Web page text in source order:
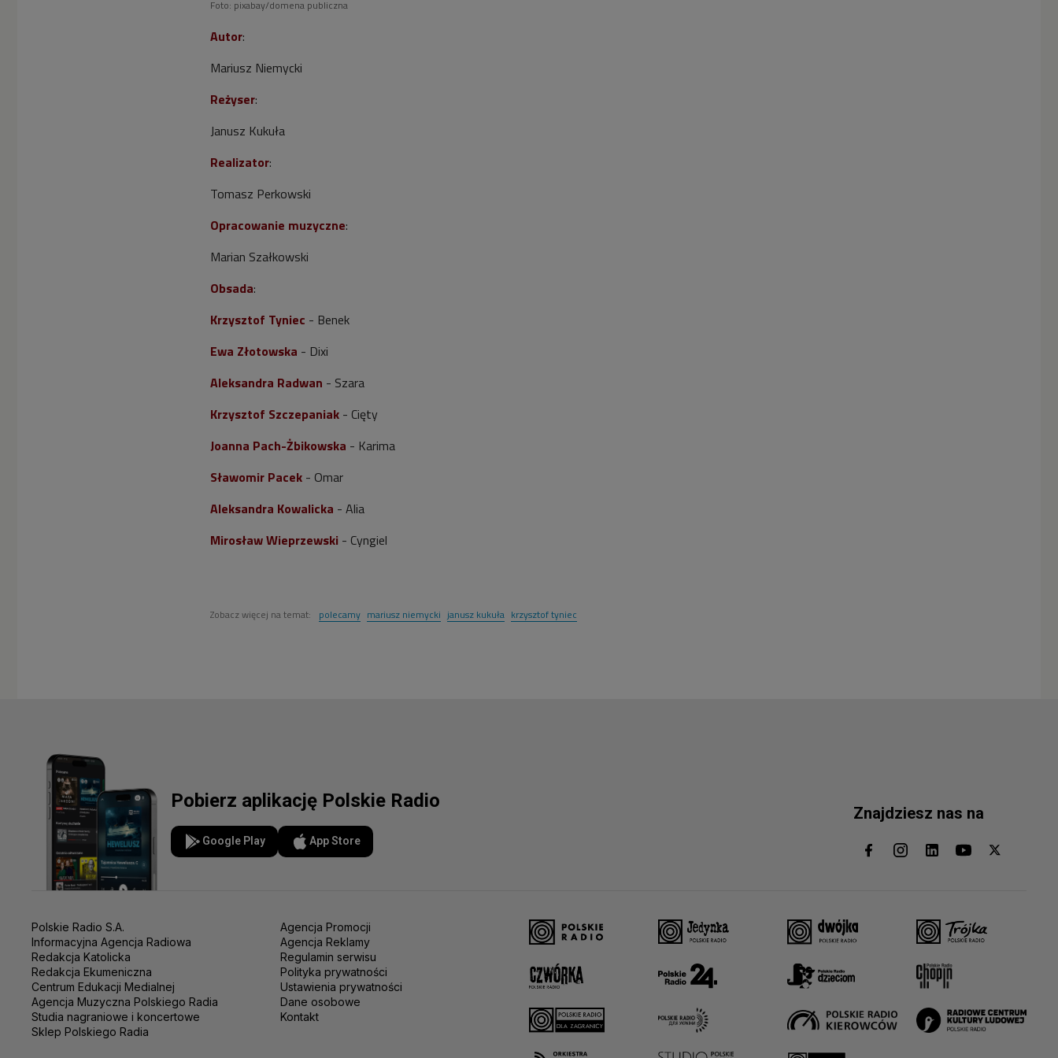
Foto: pixabay/domena publiczna
Autor:
Mariusz Niemycki
Reżyser:
Janusz Kukuła
Realizator:
Tomasz Perkowski
Opracowanie muzyczne:
Marian Szałkowski
Obsada:
Krzysztof Tyniec - Benek
Ewa Złotowska - Dixi
Aleksandra Radwan - Szara
Krzysztof Szczepaniak - Cięty
Joanna Pach-Żbikowska - Karima
Sławomir Pacek - Omar
Aleksandra Kowalicka - Alia
Mirosław Wieprzewski - Cyngiel
Zobacz więcej na temat: polecamy mariusz niemycki janusz kukuła krzysztof tyniec
Pobierz aplikację Polskie Radio
Google Play App Store
Znajdziesz nas na
Polskie Radio S.A.
Informacyjna Agencja Radiowa
Redakcja Katolicka
Redakcja Ekumeniczna
Centrum Edukacji Medialnej
Agencja Muzyczna Polskiego Radia
Studia nagraniowe i koncertowe
Sklep Polskiego Radia
Agencja Promocji
Agencja Reklamy
Regulamin serwisu
Polityka prywatności
Ustawienia prywatności
Dane osobowe
Kontakt